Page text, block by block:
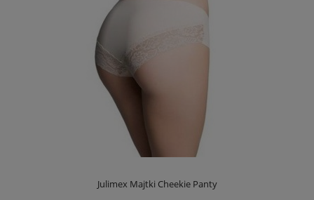
Julimex Majtki Cheekie Panty